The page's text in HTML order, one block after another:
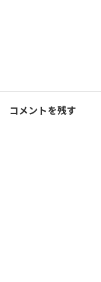
コメントを残す